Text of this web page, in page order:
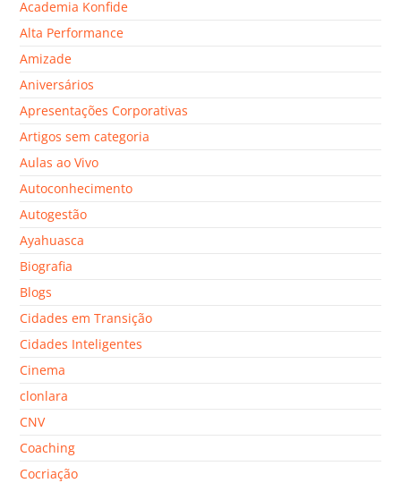
Academia Konfide
Alta Performance
Amizade
Aniversários
Apresentações Corporativas
Artigos sem categoria
Aulas ao Vivo
Autoconhecimento
Autogestão
Ayahuasca
Biografia
Blogs
Cidades em Transição
Cidades Inteligentes
Cinema
clonlara
CNV
Coaching
Cocriação